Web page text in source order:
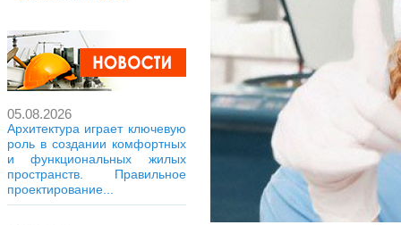
05.08.2026
Архитектура играет ключевую
роль в создании комфортных
и функциональных жилых
пространств. Правильное
проектирование...